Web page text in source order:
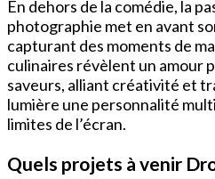
En dehors de la comédie, la
photographie met en avant
capturant des moments de
culinaires révèlent un amour
saveurs, alliant créativité et
lumière une personnalité
limites de l’écran.
Quels projets à venir